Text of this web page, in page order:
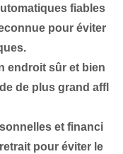
fiables
pour éviter
endroit sûr et bien
de plus grand affl
et financi
pour éviter le